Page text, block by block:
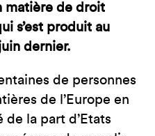
matière de droit
s’est produit au
dernier.
de personnes
de l’Europe en
la part d’Etats